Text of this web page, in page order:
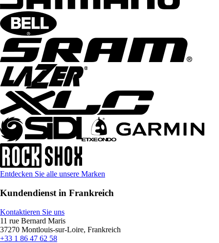
Entdecken Sie alle unsere Marken
Kundendienst in Frankreich
Kontaktieren Sie uns
11 rue Bernard Maris
37270 Montlouis-sur-Loire, Frankreich
+33 1 86 47 62 58